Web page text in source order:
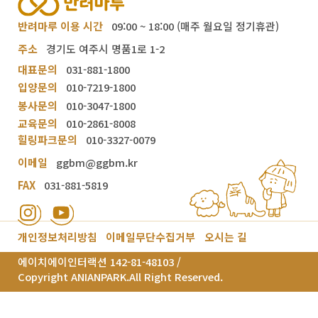
반려마루 이용 시간
09:00 ~ 18:00 (매주 월요일 정기휴관)
주소
경기도 여주시 명품1로 1-2
대표문의
031-881-1800
입양문의
010-7219-1800
봉사문의
010-3047-1800
교육문의
010-2861-8008
힐링파크문의
010-3327-0079
이메일
ggbm@ggbm.kr
FAX
031-881-5819
개인정보처리방침 이메일무단수집거부
오시는 길
에이치에이인터랙션 142-81-48103 /
Copyright ANIANPARK.All Right Reserved.